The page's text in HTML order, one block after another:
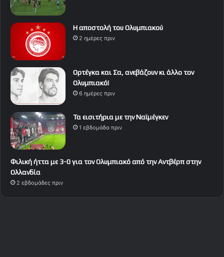
Η αποστολή του Ολυμπιακού
2 ημέρες πριν
Ορτέγκα και Σα, ανεβάζουν κι άλλο τον
Ολυμπιακό!
6 ημέρες πριν
Τα εισιτήρια με την Ναϊμέγκεν
1 εβδομάδα πριν
Φιλική ήττα με 3-0 για τον Ολυμπιακό από την Αντβέρπ στην
Ολλανδία
2 εβδομάδες πριν